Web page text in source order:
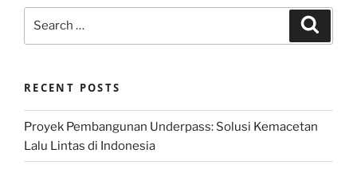
RECENT POSTS
Proyek Pembangunan Underpass: Solusi Kemacetan
Lalu Lintas di Indonesia